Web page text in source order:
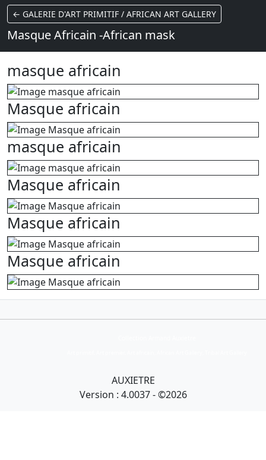
← GALERIE D'ART PRIMITIF / AFRICAN ART GALLERY
Masque Africain -African mask
masque africain
Masque africain
masque africain
Masque africain
Masque africain
Masque africain
AUXIETRE
Version : 4.0037 - ©2026